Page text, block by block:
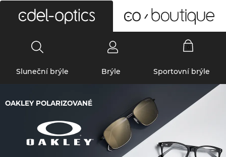
Sluneční brýle Brýle Sportovní brýle
OAKLEY POLARIZOVANÉ